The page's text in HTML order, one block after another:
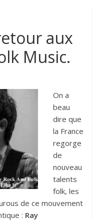
aux
Music.
On a
beau
dire que
la France
regorge
de
nouveau
talents
folk, les
de ce mouvement
: Ray